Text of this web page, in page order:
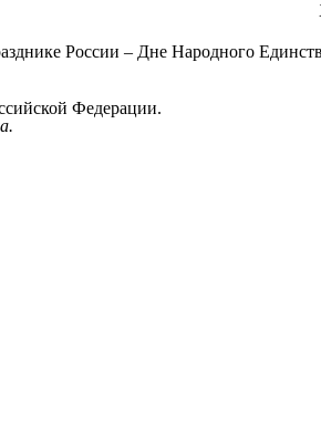
России – Дне Народного
Федерации.